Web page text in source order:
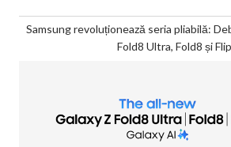
Samsung revoluționează seria pliabilă:
Fold8 Ultra, Fold8 și